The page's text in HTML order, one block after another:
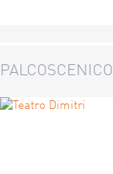
PALCOSCENICO